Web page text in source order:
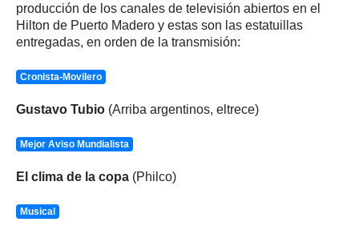
producción de los canales de televisión abiertos en el
Hilton de Puerto Madero y estas son las estatuillas
entregadas, en orden de la transmisión:
Cronista-Movilero
Gustavo Tubio (Arriba argentinos, eltrece)
Mejor Aviso Mundialista
El clima de la copa (Philco)
Musical